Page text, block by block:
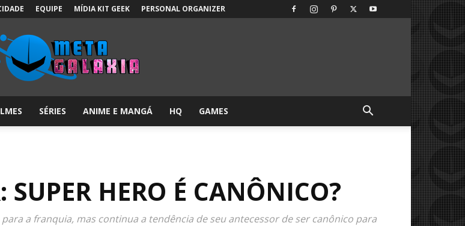
EQUIPE MÍDIA KIT GEEK PERSONAL ORGANIZER
Galáxia:
SÉRIES ANIME E MANGÁ HQ GAMES
SUPER HERO É CANÔNICO?
a franquia, mas continua a tendência de seu antecessor de ser canônico para